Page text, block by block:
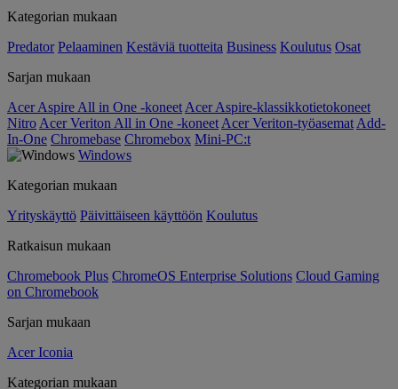
Kategorian mukaan
Predator Pelaaminen Kestäviä tuotteita Business Koulutus Osat
Sarjan mukaan
Acer Aspire All in One -koneet Acer Aspire-klassikkotietokoneet
Nitro Acer Veriton All in One -koneet Acer Veriton-työasemat Add-
In-One Chromebase Chromebox Mini-PC:t
Windows
Kategorian mukaan
Yrityskäyttö Päivittäiseen käyttöön Koulutus
Ratkaisun mukaan
Chromebook Plus ChromeOS Enterprise Solutions Cloud Gaming
on Chromebook
Sarjan mukaan
Acer Iconia
Kategorian mukaan